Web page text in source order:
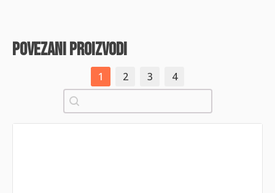
povezani proizvodi
1 2 3
4
Pretraži